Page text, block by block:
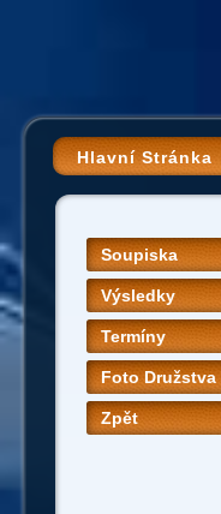
Hlavní Stránka
Soupiska
Výsledky
Termíny
Foto Družstva
Zpět